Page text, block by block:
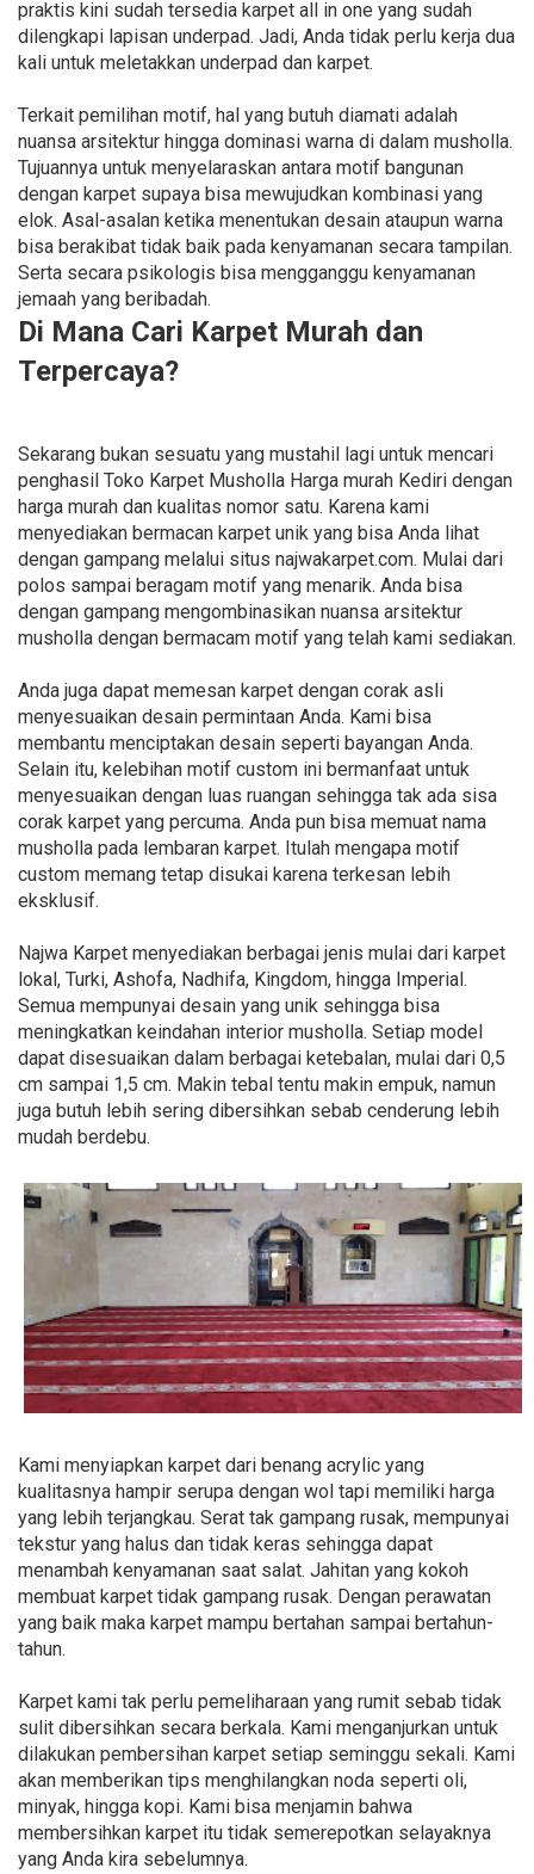
praktis kini sudah tersedia karpet all in one yang sudah
dilengkapi lapisan underpad. Jadi, Anda tidak perlu kerja dua
kali untuk meletakkan underpad dan karpet.
Terkait pemilihan motif, hal yang butuh diamati adalah
nuansa arsitektur hingga dominasi warna di dalam musholla.
Tujuannya untuk menyelaraskan antara motif bangunan
dengan karpet supaya bisa mewujudkan kombinasi yang
elok. Asal-asalan ketika menentukan desain ataupun warna
bisa berakibat tidak baik pada kenyamanan secara tampilan.
Serta secara psikologis bisa mengganggu kenyamanan
jemaah yang beribadah.
Di Mana Cari Karpet Murah dan
Terpercaya?
Sekarang bukan sesuatu yang mustahil lagi untuk mencari
penghasil Toko Karpet Musholla Harga murah Kediri dengan
harga murah dan kualitas nomor satu. Karena kami
menyediakan bermacan karpet unik yang bisa Anda lihat
dengan gampang melalui situs najwakarpet.com. Mulai dari
polos sampai beragam motif yang menarik. Anda bisa
dengan gampang mengombinasikan nuansa arsitektur
musholla dengan bermacam motif yang telah kami sediakan.
Anda juga dapat memesan karpet dengan corak asli
menyesuaikan desain permintaan Anda. Kami bisa
membantu menciptakan desain seperti bayangan Anda.
Selain itu, kelebihan motif custom ini bermanfaat untuk
menyesuaikan dengan luas ruangan sehingga tak ada sisa
corak karpet yang percuma. Anda pun bisa memuat nama
musholla pada lembaran karpet. Itulah mengapa motif
custom memang tetap disukai karena terkesan lebih
eksklusif.
Najwa Karpet menyediakan berbagai jenis mulai dari karpet
lokal, Turki, Ashofa, Nadhifa, Kingdom, hingga Imperial.
Semua mempunyai desain yang unik sehingga bisa
meningkatkan keindahan interior musholla. Setiap model
dapat disesuaikan dalam berbagai ketebalan, mulai dari 0,5
cm sampai 1,5 cm. Makin tebal tentu makin empuk, namun
juga butuh lebih sering dibersihkan sebab cenderung lebih
mudah berdebu.
Kami menyiapkan karpet dari benang acrylic yang
kualitasnya hampir serupa dengan wol tapi memiliki harga
yang lebih terjangkau. Serat tak gampang rusak, mempunyai
tekstur yang halus dan tidak keras sehingga dapat
menambah kenyamanan saat salat. Jahitan yang kokoh
membuat karpet tidak gampang rusak. Dengan perawatan
yang baik maka karpet mampu bertahan sampai bertahun-
tahun.
Karpet kami tak perlu pemeliharaan yang rumit sebab tidak
sulit dibersihkan secara berkala. Kami menganjurkan untuk
dilakukan pembersihan karpet setiap seminggu sekali. Kami
akan memberikan tips menghilangkan noda seperti oli,
minyak, hingga kopi. Kami bisa menjamin bahwa
membersihkan karpet itu tidak semerepotkan selayaknya
yang Anda kira sebelumnya.